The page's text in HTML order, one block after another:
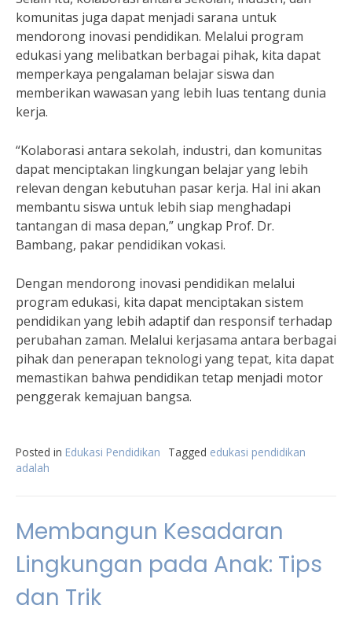
komunitas juga dapat menjadi sarana untuk
mendorong inovasi pendidikan. Melalui program
edukasi yang melibatkan berbagai pihak, kita dapat
memperkaya pengalaman belajar siswa dan
memberikan wawasan yang lebih luas tentang dunia
kerja.
“Kolaborasi antara sekolah, industri, dan komunitas
dapat menciptakan lingkungan belajar yang lebih
relevan dengan kebutuhan pasar kerja. Hal ini akan
membantu siswa untuk lebih siap menghadapi
tantangan di masa depan,” ungkap Prof. Dr.
Bambang, pakar pendidikan vokasi.
Dengan mendorong inovasi pendidikan melalui
program edukasi, kita dapat menciptakan sistem
pendidikan yang lebih adaptif dan responsif terhadap
perubahan zaman. Melalui kerjasama antara berbagai
pihak dan penerapan teknologi yang tepat, kita dapat
memastikan bahwa pendidikan tetap menjadi motor
penggerak kemajuan bangsa.
Posted in Edukasi Pendidikan Tagged edukasi pendidikan
adalah
Membangun Kesadaran
Lingkungan pada Anak: Tips
dan Trik